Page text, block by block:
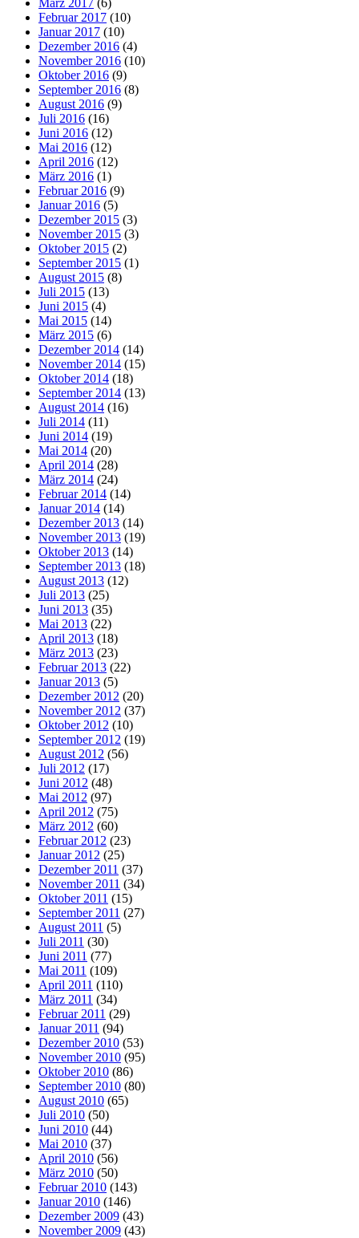
Februar 2017 (10)
Januar 2017 (10)
Dezember 2016 (4)
November 2016 (10)
Oktober 2016 (9)
September 2016 (8)
August 2016 (9)
Juli 2016 (16)
Juni 2016 (12)
Mai 2016 (12)
April 2016 (12)
März 2016 (1)
Februar 2016 (9)
Januar 2016 (5)
Dezember 2015 (3)
November 2015 (3)
Oktober 2015 (2)
September 2015 (1)
August 2015 (8)
Juli 2015 (13)
Juni 2015 (4)
Mai 2015 (14)
März 2015 (6)
Dezember 2014 (14)
November 2014 (15)
Oktober 2014 (18)
September 2014 (13)
August 2014 (16)
Juli 2014 (11)
Juni 2014 (19)
Mai 2014 (20)
April 2014 (28)
März 2014 (24)
Februar 2014 (14)
Januar 2014 (14)
Dezember 2013 (14)
November 2013 (19)
Oktober 2013 (14)
September 2013 (18)
August 2013 (12)
Juli 2013 (25)
Juni 2013 (35)
Mai 2013 (22)
April 2013 (18)
März 2013 (23)
Februar 2013 (22)
Januar 2013 (5)
Dezember 2012 (20)
November 2012 (37)
Oktober 2012 (10)
September 2012 (19)
August 2012 (56)
Juli 2012 (17)
Juni 2012 (48)
Mai 2012 (97)
April 2012 (75)
März 2012 (60)
Februar 2012 (23)
Januar 2012 (25)
Dezember 2011 (37)
November 2011 (34)
Oktober 2011 (15)
September 2011 (27)
August 2011 (5)
Juli 2011 (30)
Juni 2011 (77)
Mai 2011 (109)
April 2011 (110)
März 2011 (34)
Februar 2011 (29)
Januar 2011 (94)
Dezember 2010 (53)
November 2010 (95)
Oktober 2010 (86)
September 2010 (80)
August 2010 (65)
Juli 2010 (50)
Juni 2010 (44)
Mai 2010 (37)
April 2010 (56)
März 2010 (50)
Februar 2010 (143)
Januar 2010 (146)
Dezember 2009 (43)
November 2009 (43)